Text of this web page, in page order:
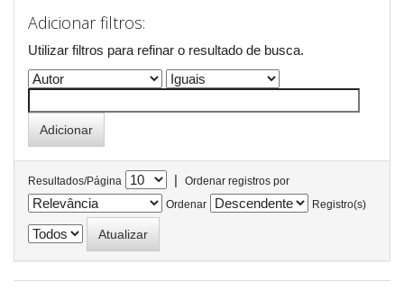
Adicionar filtros:
Utilizar filtros para refinar o resultado de busca.
Resultados/Página |
Ordenar registros por
Ordenar
Registro(s)